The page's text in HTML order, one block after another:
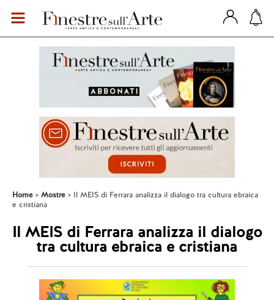
Home Mostre
Il MEIS di Ferrara analizza il dialogo tra cultura ebraica
e cristiana
Il MEIS di Ferrara analizza il dialogo
tra cultura ebraica e cristiana